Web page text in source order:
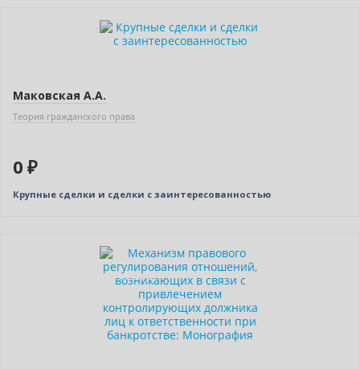
Маковская А.А.
Теория гражданского права
0 ₽
Крупные сделки и сделки с заинтересованностью
Индивидуальный подход